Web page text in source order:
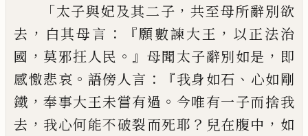
「太子與妃及其二子 ，共至母所辭別欲
去 ， 白其母言 ：『願數諫大王 ， 以正法治
國 ， 莫邪抂人民 。』 母聞太子辭別如是 ， 即
感憿悲哀 。 語傍人言 ：『我身如石 、 心如剛
鐵 ，奉事大王未嘗有過 。 今唯有一子而捨我
去 ， 我心何能不破裂而死耶 ？ 兒在腹中 ， 如